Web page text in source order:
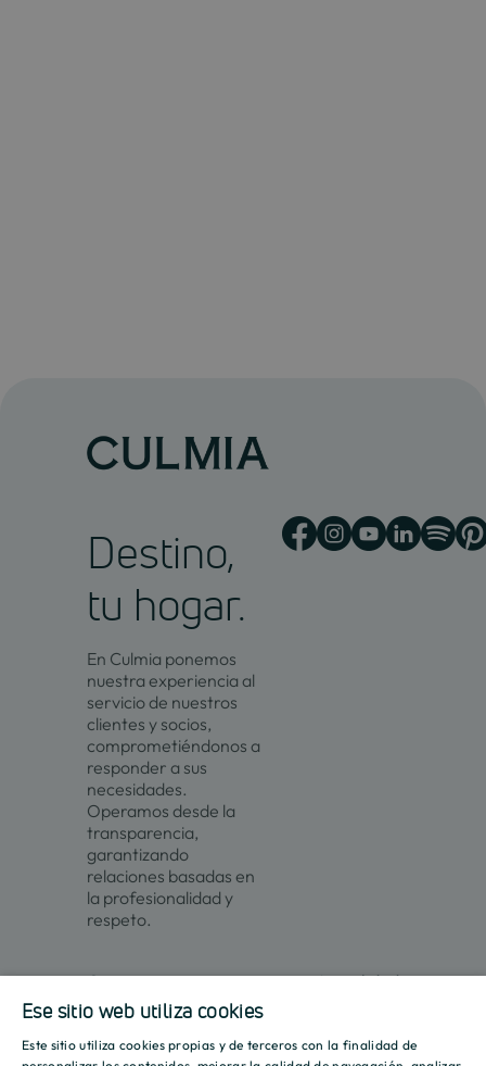
Destino,
tu hogar.
En Culmia ponemos
nuestra experiencia al
servicio de nuestros
clientes y socios,
comprometiéndonos a
responder a sus
necesidades.
Operamos desde la
transparencia,
garantizando
relaciones basadas en
la profesionalidad y
respeto.
Contacto Actualidad
SPANISH
Ese sitio web utiliza cookies
Este sitio utiliza cookies propias y de terceros con la finalidad de